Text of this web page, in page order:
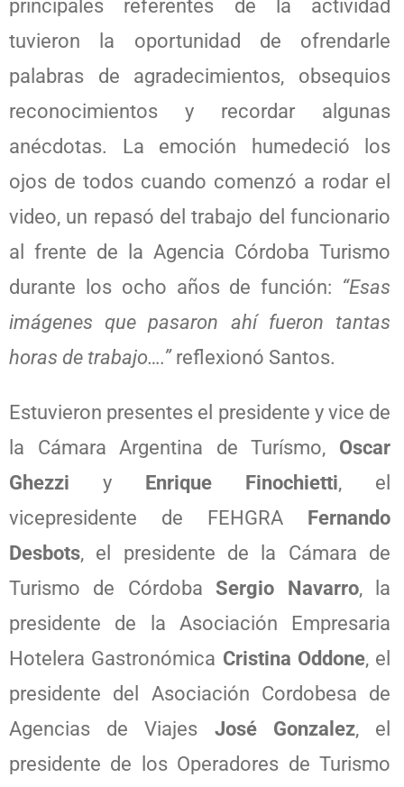
principales referentes de la actividad
tuvieron la oportunidad de ofrendarle
palabras de agradecimientos, obsequios
reconocimientos y recordar algunas
anécdotas. La emoción humedeció los
ojos de todos cuando comenzó a rodar el
video, un repasó del trabajo del funcionario
al frente de la Agencia Córdoba Turismo
durante los ocho años de función: “Esas
imágenes que pasaron ahí fueron tantas
horas de trabajo….”reflexionó Santos.
Estuvieron presentes el presidente y vice de
la Cámara Argentina de Turísmo, Oscar
Ghezzi y Enrique Finochietti, el
vicepresidente de FEHGRA Fernando
Desbots, el presidente de la Cámara de
Turismo de CórdobaSergio Navarro, la
presidente de la Asociación Empresaria
Hotelera Gastronómica Cristina Oddone, el
presidente del Asociación Cordobesa de
Agencias de Viajes José Gonzalez, el
presidente de los Operadores de Turismo